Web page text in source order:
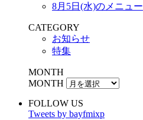
8月5日(水)のメニュー
CATEGORY
お知らせ
特集
MONTH
MONTH
FOLLOW US
Tweets by bayfmixp